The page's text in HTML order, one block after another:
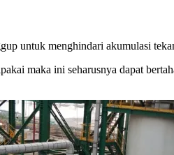
untuk menghindari akumulasi
maka ini seharusnya dapat